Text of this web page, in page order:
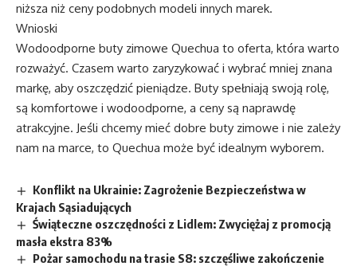
niższa niż ceny podobnych modeli innych marek.
Wnioski
Wodoodporne buty zimowe Quechua to oferta, która warto
rozważyć. Czasem warto zaryzykować i wybrać mniej znana
markę, aby oszczędzić pieniądze. Buty spełniają swoją rolę,
są komfortowe i wodoodporne, a ceny są naprawdę
atrakcyjne. Jeśli chcemy mieć dobre buty zimowe i nie zależy
nam na marce, to Quechua może być idealnym wyborem.
Konflikt na Ukrainie: Zagrożenie Bezpieczeństwa w
Krajach Sąsiadujących
Świąteczne oszczędności z Lidlem: Zwyciężaj z promocją
masła ekstra 83%
Pożar samochodu na trasie S8: szczęśliwe zakończenie